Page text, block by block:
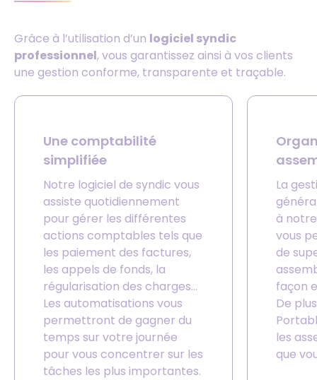
Grâce à l’utilisation d’un logiciel syndic
professionnel, vous garantissez ainsi à vos clients
une gestion conforme, transparente et traçable.
Une comptabilité
simplifiée
Notre logiciel de syndic vous
assiste quotidiennement
pour gérer les différentes
actions comptables tels que
les paiement des factures,
les appels de fonds, la
régularisation des charges…
Les automatisations vous
permettront de gagner du
temps sur votre journée
pour vous concentrer sur les
tâches les plus importantes.
La
à
vous
de
façon
De
les
que